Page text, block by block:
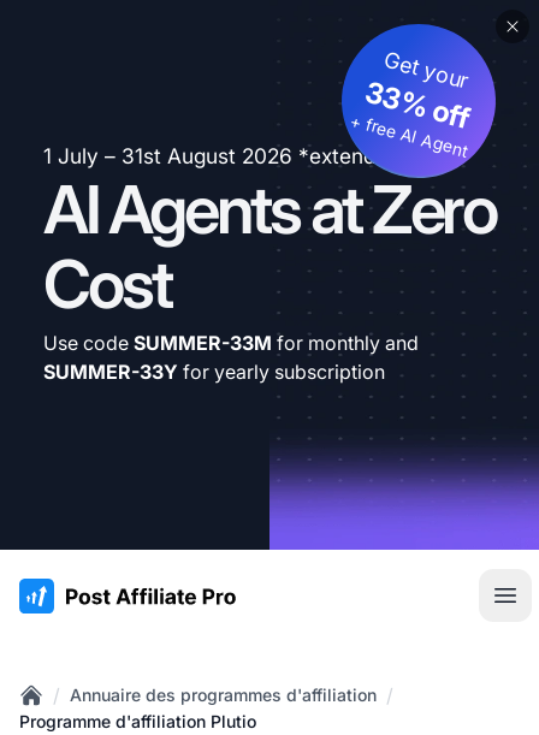
1 July – 31st August 2026 *extended
AI Agents at Zero
Cost
Get your
33% off
+ free AI Agent
Use code SUMMER-33M for monthly and
SUMMER-33Y for yearly subscription
:site.title
Home
/ Annuaire des programmes d'affiliation /
Programme d'affiliation Plutio